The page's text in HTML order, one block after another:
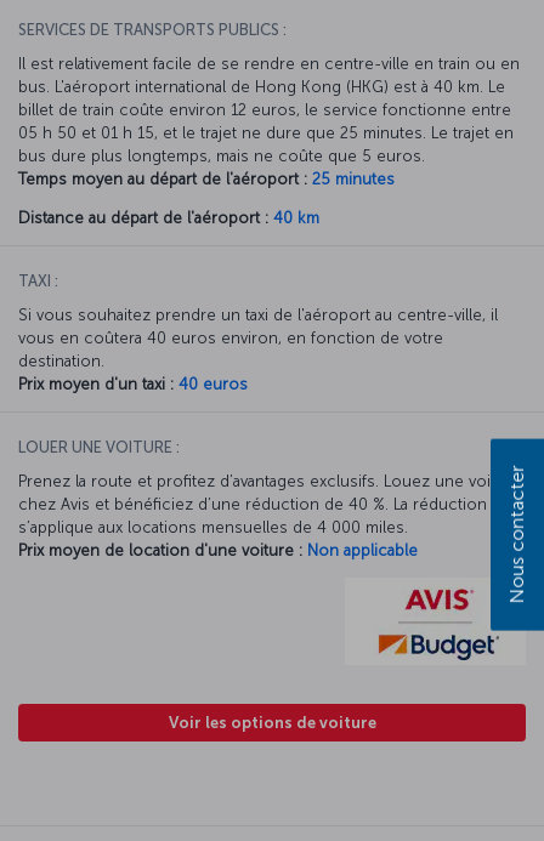
SERVICES DE TRANSPORTS PUBLICS :
Il est relativement facile de se rendre en centre-ville en train ou en
bus. L'aéroport international de Hong Kong (HKG) est à 40 km. Le
billet de train coûte environ 12 euros, le service fonctionne entre
05 h 50 et 01 h 15, et le trajet ne dure que 25 minutes. Le trajet en
bus dure plus longtemps, mais ne coûte que 5 euros.
Temps moyen au départ de l'aéroport : 25 minutes
Distance au départ de l'aéroport : 40 km
TAXI :
Si vous souhaitez prendre un taxi de l'aéroport au centre-ville, il
vous en coûtera 40 euros environ, en fonction de votre
destination.
Prix moyen d'un taxi : 40 euros
LOUER UNE VOITURE :
Prenez la route et profitez d’avantages exclusifs. Louez une voiture
chez Avis et bénéficiez d’une réduction de 40 %. La réduction Avis
s’applique aux locations mensuelles de 4 000 miles.
Prix moyen de location d'une voiture : Non applicable
Voir les options de voiture
Nous contacter